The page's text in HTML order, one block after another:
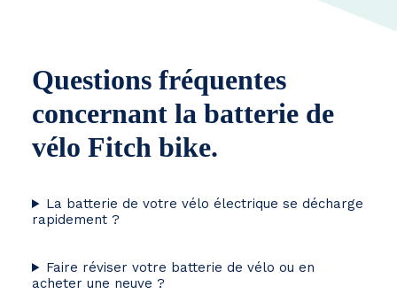
Questions fréquentes
concernant la batterie de
vélo Fitch bike.
La batterie de votre vélo électrique se décharge
rapidement ?
Faire réviser votre batterie de vélo ou en
acheter une neuve ?